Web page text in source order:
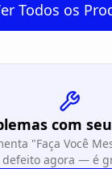
Todos os
com
"Faça Você
defeito agora — é